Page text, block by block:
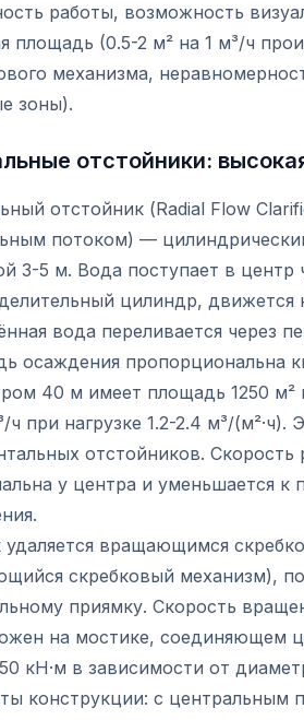
работы, возможность
площадь (0.5-2 м² на 1 м³/ч
механизма,
зоны).
отстойники:
отстойник (Radial Flow
потоком) —
3-5 м. Вода поступает в
цилиндр, движется
вода переливается через
осаждения пропорциональна
40 м имеет площадь 1250 м²
ч при нагрузке 1.2-2.4 м³/(м²·ч).
отстойников. Скорость
у центра и уменьшается к
удаляется вращающимся
скребковый механизм),
приямку. Скорость
на мостике, соединяющем
кН·м в зависимости от
конструкции: с центральным